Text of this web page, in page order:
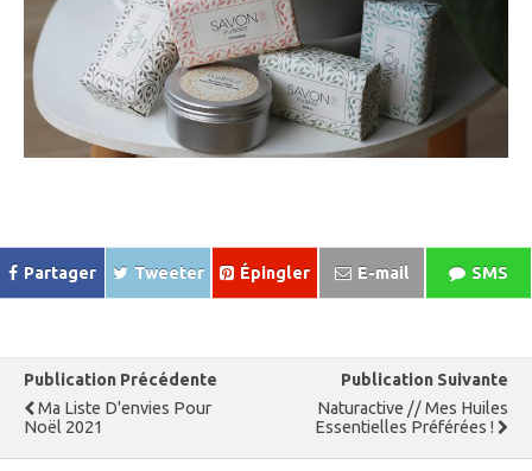
Partager Tweeter Épingler E-mail SMS
Publication Précédente
Ma Liste D'envies Pour
Noël 2021
Publication Suivante
Naturactive // Mes Huiles
Essentielles Préférées !